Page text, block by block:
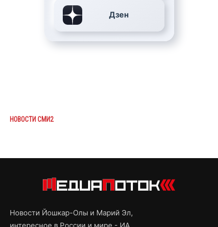
Дзен
НОВОСТИ СМИ2
Новости Йошкар-Олы и Марий Эл,